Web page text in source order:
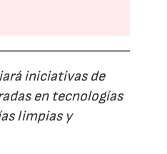
iniciativas de
en tecnologías
limpias y